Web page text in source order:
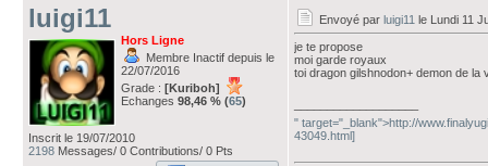
luigi11
Hors Ligne
Membre Inactif depuis le
22/07/2016
Grade : [Kuriboh]
Echanges 98,46 % (65)
Inscrit le 19/07/2010
2198 Messages/ 0 Contributions/ 0 Pts
Envoyé par luigi11 le Lundi 11
je te propose
moi garde royaux
toi dragon gilshnodon+ demon de la
" target="_blank">http://
43049.html]